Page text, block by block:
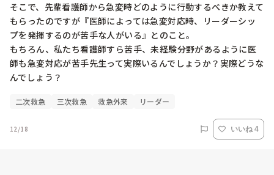
そこで、先輩看護師から急変時どのように行動するべきか教えて
もらったのですが『医師によっては急変対応時、リーダーシッ
プを発揮するのが苦手な人がいる』とのこと。
もちろん、私たち看護師すら苦手、未経験分野があるように医
師も急変対応が苦手先生って実際いるんでしょうか？実際どうな
んでしょう？
二次救急 三次救急 救急外来 リーダー
12/18 いいね 4